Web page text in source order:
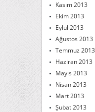
Kasım 2013
Ekim 2013
Eylül 2013
Ağustos 2013
Temmuz 2013
Haziran 2013
Mayıs 2013
Nisan 2013
Mart 2013
Şubat 2013